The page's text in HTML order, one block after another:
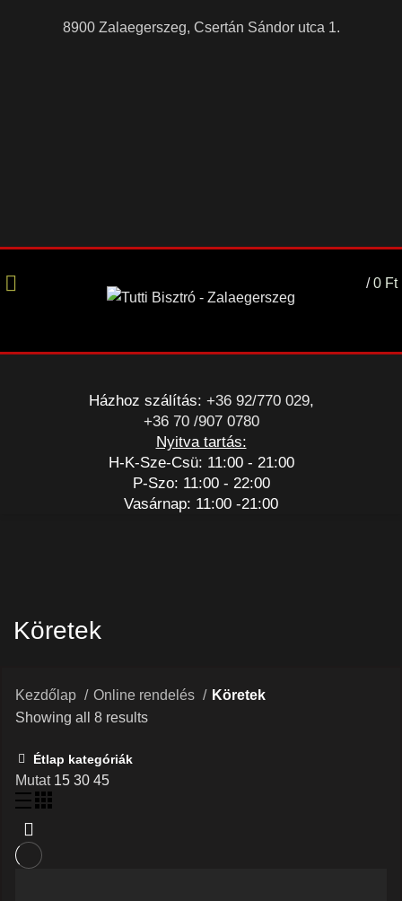
8900 Zalaegerszeg, Csertán Sándor utca 1.
/ 0 Ft
Házhoz szálítás: +36 92/770 029,
+36 70 /907 0780
Nyitva tartás:
H-K-Sze-Csü: 11:00 - 21:00
P-Szo: 11:00 - 22:00
Vasárnap: 11:00 -21:00
Köretek
Kezdőlap Online rendelés
Köretek
Showing all 8 results
Étlap kategóriák
Mutat 15 30 45